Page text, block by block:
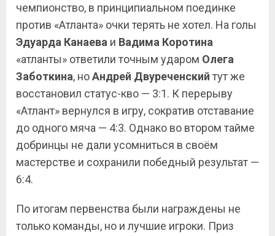
чемпионство, в принципиальном поединке
против «Атланта» очки терять не хотел. На голы
Эдуарда Канаева и Вадима Коротина
«атланты» ответили точным ударом Олега
Заботкина, ноАндрей Двуреченский тут же
восстановил статус-кво — 3:1. К перерыву
«Атлант» вернулся в игру, сократив отставание
до одного мяча — 4:3. Однако во втором тайме
добринцы не дали усомниться в своём
мастерстве и сохранили победный результат —
6:4.
По итогам первенства были награждены не
только команды, но и лучшие игроки. Приз